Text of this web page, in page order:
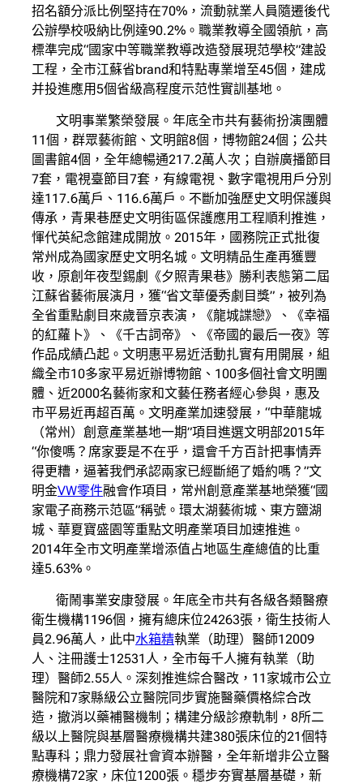
招名額分派比例堅持在70%，流動就業人員隨遷後代
公辦學校吸納比例達90.2%。職業教導全國領航，高
標準完成“國家中等職業教導改造發展現范學校”建設
工程，全市江蘇省brand和特點專業增至45個，建成
并投進應用5個省級高程度示范性實訓基地。
文明事業繁榮發展。年底全市共有藝術扮演團體
11個，群眾藝術館、文明館8個，博物館24個；公共
圖書館4個，全年總暢通217.2萬人次；自辦廣播節目
7套，電視臺節目7套，有線電視、數字電視用戶分別
達117.6萬戶、116.6萬戶。不斷加強歷史文明保護與
傳承，青果巷歷史文明街區保護應用工程順利推進，
惲代英紀念館建成開放。2015年，國務院正式批復
常州成為國家歷史文明名城。文明精品生產再獲豐
收，原創年夜型錫劇《夕照青果巷》勝利表態第二屆
江蘇省藝術展演月，獲“省文華優秀劇目獎”，被列為
全省重點劇目來歲晉京表演，《龍城諜戀》、《幸福
的紅蘿卜》、《千古詞帝》、《帝國的最后一夜》等
作品成績凸起。文明惠平易近活動扎實有用開展，組
織全市10多家平易近辦博物館、100多個社會文明團
體、近2000名藝術家和文藝任務者經心參與，惠及
市平易近再超百萬。文明產業加速發展，“中華龍城
（常州）創意產業基地一期”項目進選文明部2015年
“你傻嗎？席家要是不在乎，還會千方百計把事情弄
得更糟，逼著我們承認兩家已經斷絕了婚約嗎？”文
明金VW零件融會作項目，常州創意產業基地榮獲“國
家電子商務示范區”稱號。環太湖藝術城、東方鹽湖
城、華夏寶盛園等重點文明產業項目加速推進。
2014年全市文明產業增添值占地區生產總值的比重
達5.63%。
衛鬧事業安康發展。年底全市共有各級各類醫療
衛生機構1196個，擁有總床位24263張，衛生技術人
員2.96萬人，此中水箱精執業（助理）醫師12009
人、注冊護士12531人，全市每千人擁有執業（助
理）醫師2.55人。深刻推進綜合醫改，11家城市公立
醫院和7家縣級公立醫院同步實施醫藥價格綜合改
造，撤消以藥補醫機制；構建分級診療軌制，8所二
級以上醫院與基層醫療機構共建380張床位的21個特
點專科；鼎力發展社會資本辦醫，全年新增非公立醫
療機構72家，床位1200張。穩步夯實基層基礎，新